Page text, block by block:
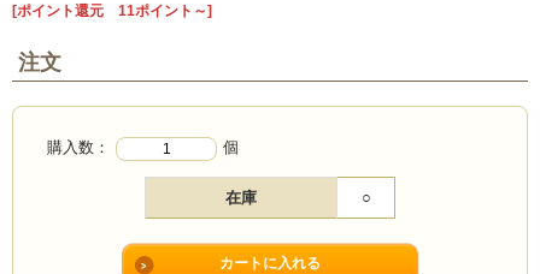
[ポイント還元 11ポイント～]
注文
購入数： 個
在庫 ○